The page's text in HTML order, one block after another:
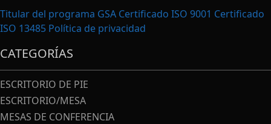
Titular del programa GSA Certificado ISO 9001 Certificado
ISO 13485 Política de privacidad
CATEGORÍAS
ESCRITORIO DE PIE
ESCRITORIO/MESA
MESAS DE CONFERENCIA